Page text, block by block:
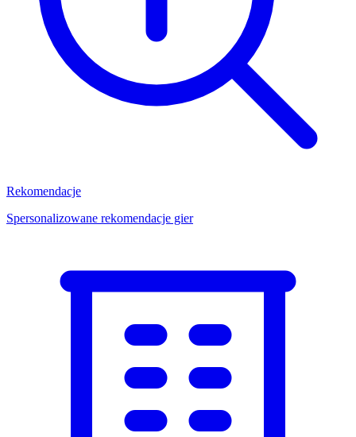
Rekomendacje
Spersonalizowane rekomendacje gier